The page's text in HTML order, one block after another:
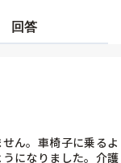
回答
ん。車椅子に乗るよ
になりました。介護